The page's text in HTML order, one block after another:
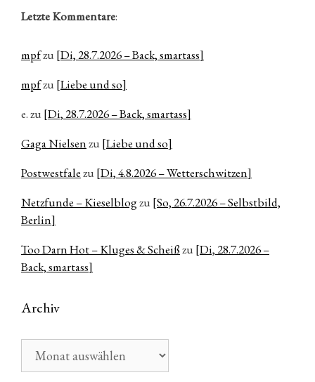
Letzte Kommentare:
mpfzu [Di, 28.7.2026 – Back, smartass]
mpfzu [Liebe und so]
e.zu [Di, 28.7.2026 – Back, smartass]
Gaga Nielsenzu [Liebe und so]
Postwestfalezu [Di, 4.8.2026 – Wetterschwitzen]
Netzfunde – Kieselblogzu [So, 26.7.2026 – Selbstbild,
Berlin]
Too Darn Hot – Kluges & Scheißzu [Di, 28.7.2026 –
Back, smartass]
Archiv